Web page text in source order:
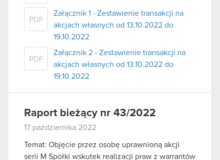
PDF
Załącznik 1 - Zestawienie transakcji na
akcjach własnych od 13.10.2022 do
19.10.2022
PDF
Załącznik 2 - Zestawienie transakcji na
akcjach własnych od 13.10.2022 do
19.10.2022
Raport bieżący nr 43/2022
17 października 2022
Temat: Objęcie przez osobę uprawnioną akcji
serii M Spółki wskutek realizacji praw z warrantów